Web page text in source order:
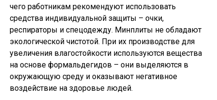
чего работникам рекомендуют использовать
средства индивидуальной защиты – очки,
респираторы и спецодежду. Минплиты не обладают
экологической чистотой. При их производстве для
увеличения влагостойкости используются вещества
на основе формальдегидов – они выделяются в
окружающую среду и оказывают негативное
воздействие на здоровье людей.